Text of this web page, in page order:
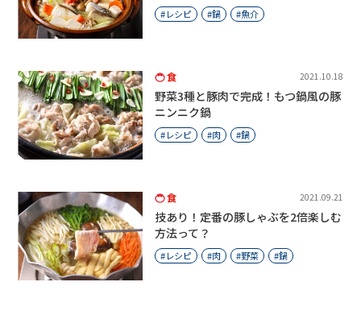
レシピ 鍋 魚介
食 2021.10.18
野菜3種と豚肉で完成！もつ鍋風の豚
ニンニク鍋
レシピ 肉 鍋
食 2021.09.21
技あり！定番の豚しゃぶを2倍楽しむ
方法って？
レシピ 肉 野菜 鍋